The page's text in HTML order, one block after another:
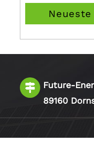
Future-
89160